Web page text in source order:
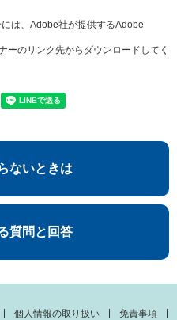
は、Adobe社が提供するAdobe
のリンク先からダウンロードしてく
ないときは
質問と回答
個人情報の取り扱い 免責事項